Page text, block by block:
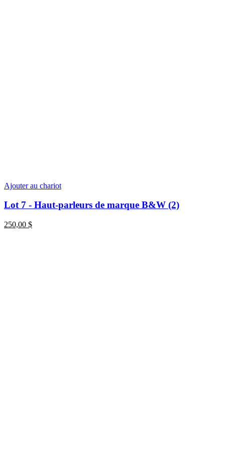
Ajouter au chariot
Lot 7 - Haut-parleurs de marque B&W (2)
250,00 $